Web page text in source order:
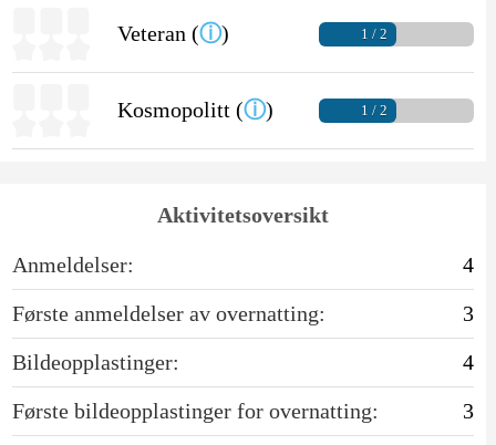
Veteran (ⓘ) 1 / 2
Kosmopolitt (ⓘ) 1 / 2
Aktivitetsoversikt
Anmeldelser:
4
Første anmeldelser av overnatting:
3
Bildeopplastinger:
4
Første bildeopplastinger for overnatting:
3